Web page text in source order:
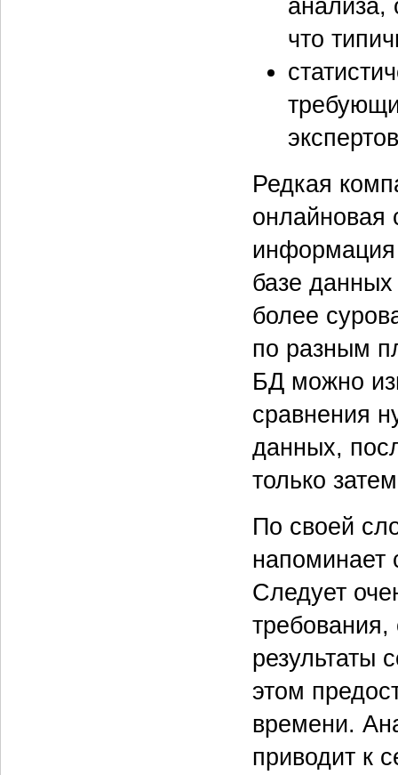
анализа,
что
Редкая
онлайновая
информация
базе
более
по разным
БД можно
сравнения
данных,
только
По своей
напоминает
Следует
требования,
результаты
этом
времени.
приводит к